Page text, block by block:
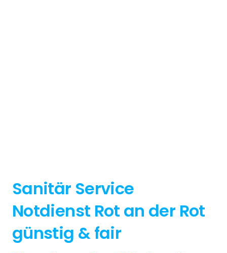
Sanitär Service
Notdienst Rot an der Rot
günstig & fair